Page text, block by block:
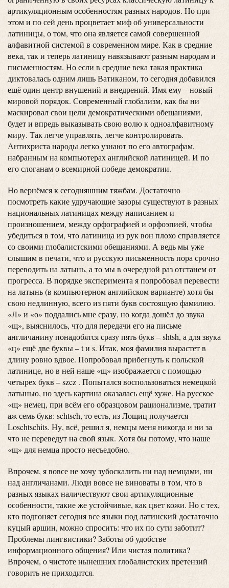
артикуляционным особенностям разных народов. Но при
этом и по сей день процветает миф об универсальности
латиницы, о том, что она является самой совершенной
алфавитной системой в современном мире. Как в средние
века, так и теперь латиницу навязывают разным народам и
письменностям. Но если в средние века такая практика
диктовалась одним лишь Ватиканом, то сегодня добавился
ещё один центр внушений и внедрений. Имя ему – новый
мировой порядок. Современный глобализм, как бы ни
маскировал свои цели демократическими обещаниями,
будет и впредь выказывать свою волю к одноалфавитному
миру. Так легче управлять, легче контролировать.
Антихриста народы легко узнают по его автографам,
набранным на компьютерах английской латиницей. И по
его слоганам о всемирной победе демократии.
Но вернёмся к сегодняшним тяжбам. Достаточно
посмотреть какие удручающие зазоры существуют в разных
национальных латиницах между написанием и
произношением, между орфографией и орфоэпией, чтобы
убедиться в том, что латиница из рук вон плохо справляется
со своими глобалистскими обещаниями. А ведь мы уже
слышим в печати, что и русскую письменность пора срочно
переводить на латынь, а то мы в очередной раз отстанем от
прогресса. В порядке эксперимента я попробовал перевести
на латынь (в компьютерном английском варианте) хотя бы
свою недлинную, всего из пяти букв состоящую фамилию.
«Л» и «о» поддались мне сразу, но когда дошёл до звука
«щ», выяснилось, что для передачи его на письме
англичанину понадобятся сразу пять букв – shtsh, а для звука
«ц» ещё две буквы – t и s. Итак, моя фамилия вырастет в
длину ровно вдвое. Попробовал прибегнуть к польской
латинице, но в ней наше «щ» изображается с помощью
четырех букв – szcz . Попытался воспользоваться немецкой
латынью, но здесь картина оказалась ещё хуже. На русское
«щ» немец, при всём его образцовом рационализме, тратит
аж семь букв: schtsch, то есть, из Лощиц получается
Loschtschits. Ну, всё, решил я, немцы меня никогда и ни за
что не переведут на свой язык. Хотя бы потому, что наше
«щ» для немца просто несъедобно.
Впрочем, я вовсе не хочу зубоскалить ни над немцами, ни
над англичанами. Люди вовсе не виноваты в том, что в
разных языках наличествуют свои артикуляционные
особенности, такие же устойчивые, как цвет кожи. Но с тех,
кто подгоняет сегодня все языки под латинский достаточно
куцый аршин, можно спросить: что их по сути заботит?
Проблемы лингвистики? Заботы об удобстве
информационного общения? Или чистая политика?
Впрочем, о чистоте нынешних глобалистских претензий
говорить не приходится.